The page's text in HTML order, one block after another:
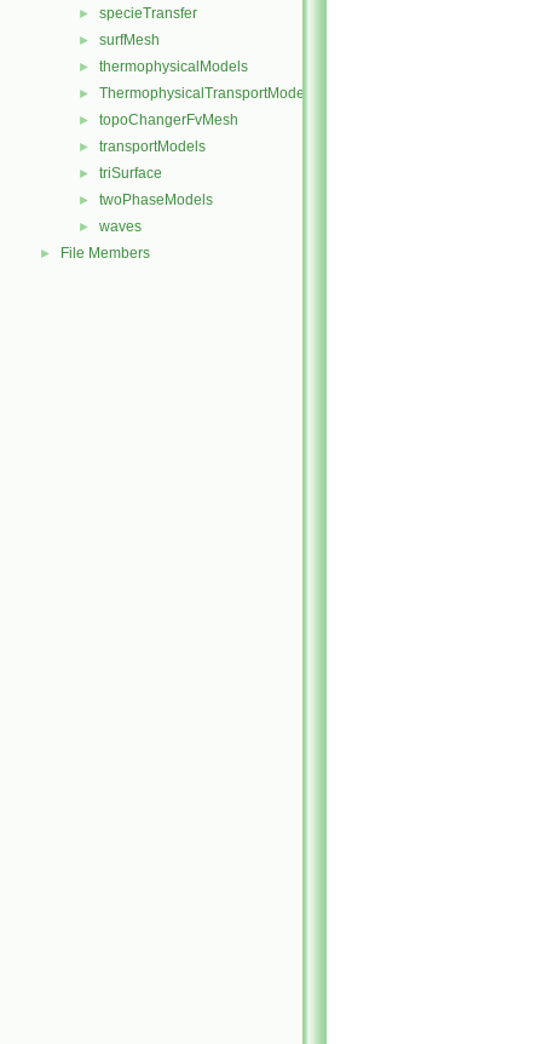
► specieTransfer
► surfMesh
► thermophysicalModels
► ThermophysicalTransportModels
► topoChangerFvMesh
► transportModels
► triSurface
► twoPhaseModels
► waves
► File Members